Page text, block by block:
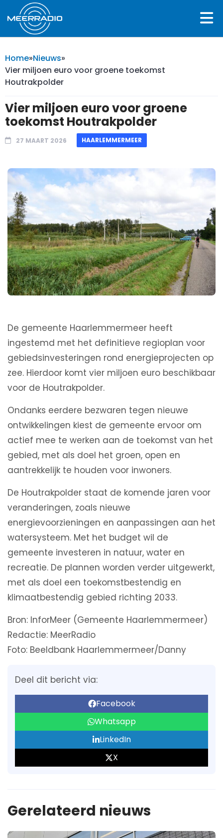
Home»Nieuws»
Vier miljoen euro voor groene toekomst
Houtrakpolder
Vier miljoen euro voor groene
toekomst Houtrakpolder
27 MAART 2026 HAARLEMMERMEER
De gemeente Haarlemmermeer heeft
ingestemd met het definitieve regioplan voor
gebiedsinvesteringen rond energieprojecten op
zee. Hierdoor komt vier miljoen euro beschikbaar
voor de Houtrakpolder.
Ondanks eerdere bezwaren tegen nieuwe
ontwikkelingen kiest de gemeente ervoor om
actief mee te werken aan de toekomst van het
gebied, met als doel het groen, open en
aantrekkelijk te houden voor inwoners.
De Houtrakpolder staat de komende jaren voor
veranderingen, zoals nieuwe
energievoorzieningen en aanpassingen aan het
watersysteem. Met het budget wil de
gemeente investeren in natuur, water en
recreatie. De plannen worden verder uitgewerkt,
met als doel een toekomstbestendig en
klimaatbestendig gebied richting 2033.
Bron: InforMeer (Gemeente Haarlemmermeer)
Redactie: MeerRadio
Foto: Beeldbank Haarlemmermeer/Danny
Deel dit bericht via:
Facebook
Whatsapp
LinkedIn
X
Gerelateerd nieuws